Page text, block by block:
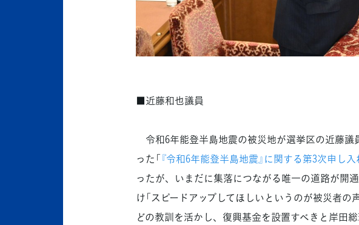
■近藤和也議員
令和6年能登半島地震の被災地が選挙区の近藤議
った「『令和6年能登半島地震』に関する第3次申し入
ったが、いまだに集落につながる唯一の道路が開
け「スピードアップしてほしいというのが被災者の
どの教訓を活かし、復興基金を設置すべきと岸田